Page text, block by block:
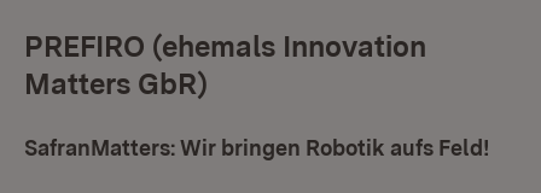
PREFIRO (ehemals Innovation
Matters GbR)
SafranMatters: Wir bringen Robotik aufs Feld!